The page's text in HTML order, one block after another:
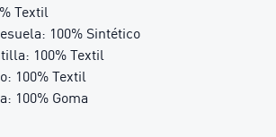
Textil
100% Sintético
100% Textil
100% Textil
100% Goma